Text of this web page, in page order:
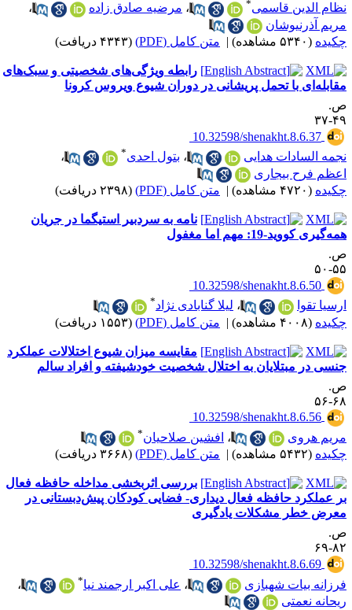
الدین قاسمی
،مرضیه صادق زاده
،
آذرنیوشان
(۵۳۴۰ مشاهده) | متن کامل (PDF) (۴۳۴۳ دریافت)
رابطه ویژگی‌های شخصیتی و سبک‌های
با تحمل پریشانی در دوران شیوع ویروس کرونا
۳۷
‎ 10.32598/shenakht.8.6.37
السادات هدایی
،بتول احدی
،
فرح بیجاری
(۴۷۲۰ مشاهده) | متن کامل (PDF) (۲۳۹۸ دریافت)
نامه به سردبیر استیگما در جریان
کووید-19: مهم اما مغفول
۵۰
‎ 10.32598/shenakht.8.6.50
تقوا
،لیلا گنابادی نژاد *
(۴۰۰۸ مشاهده) | متن کامل (PDF) (۱۵۵۳ دریافت)
مقایسه میزان شیوع اختلالات عملکرد
در مبتلایان به اختلال شخصیت خودشیفته و افراد سالم
۵۶
‎ 10.32598/shenakht.8.6.56
هروی
،افشین صلاحیان *
(۵۴۳۲ مشاهده) | متن کامل (PDF) (۳۶۶۸ دریافت)
بررسی اثربخشی مداخله حافظه فعال
عملکرد حافظه فعال دیداری- فضایی کودکان پیش‌دبستانی در
خطر مشکلات یادگیری
۶۹
‎ 10.32598/shenakht.8.6.69
بیات شهبازی
،علی اکبر ارجمند نیا*
،
نعمتی